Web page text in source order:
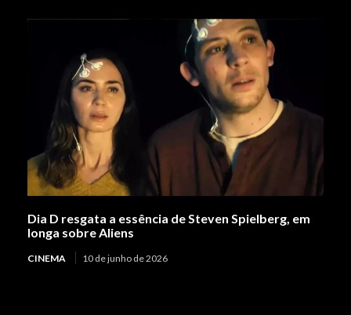
Dia D resgata a essência de Steven Spielberg, em
longa sobre Aliens
CINEMA 10 de junho de 2026